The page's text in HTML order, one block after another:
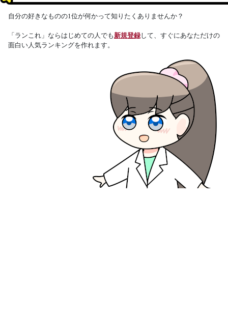
自分の好きなものの1位が何かって知りたくありませんか？
「ランこれ」ならはじめての人でも新規登録して、すぐにあなただけの
面白い人気ランキングを作れます。